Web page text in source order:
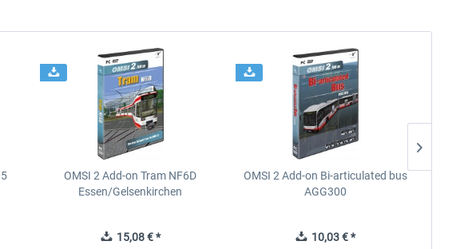
OMSI 2 Add-on Tram NF6D
Essen/Gelsenkirchen
15,08 € *
OMSI 2 Add-on Bi-articulated bus
AGG300
10,03 € *